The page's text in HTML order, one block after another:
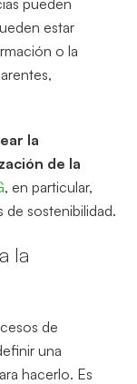
estar
o la
la
de la
, en particular,
de sostenibilidad.
la
de
una
hacerlo. Es